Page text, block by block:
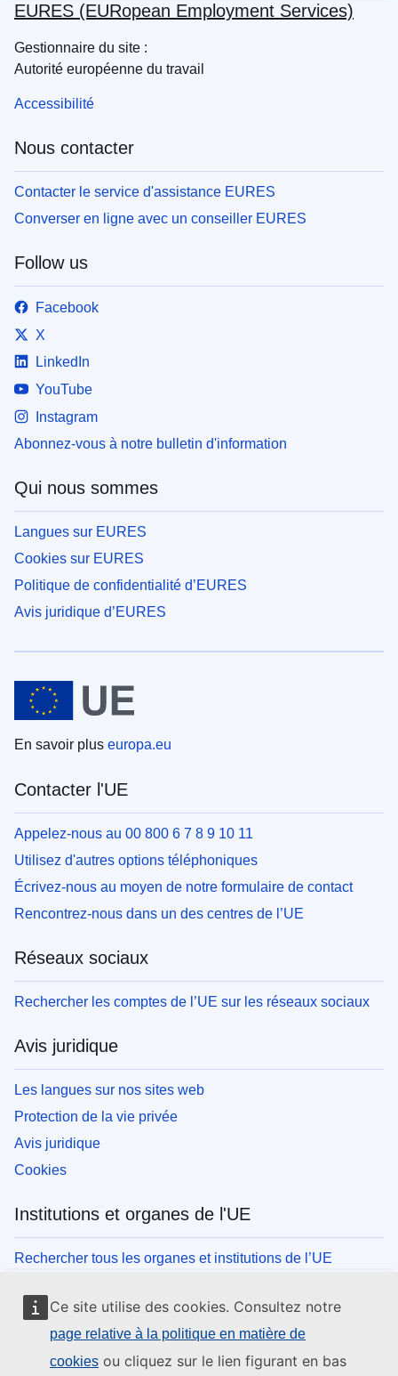
Ce site utilise des cookies. Consultez notre
page relative à la politique en matière de
cookies ou cliquez sur le lien figurant en bas
EURES (EURopean Employment Services)
Gestionnaire du site :
Autorité européenne du travail
Accessibilité
Nous contacter
Contacter le service d'assistance EURES
Converser en ligne avec un conseiller EURES
Follow us
Facebook
X
LinkedIn
YouTube
Instagram
Abonnez-vous à notre bulletin d'information
Qui nous sommes
Langues sur EURES
Cookies sur EURES
Politique de confidentialité d’EURES
Avis juridique d’EURES
En savoir plus europa.eu
Contacter l'UE
Appelez-nous au 00 800 6 7 8 9 10 11
Utilisez d'autres options téléphoniques
Écrivez-nous au moyen de notre formulaire de contact
Rencontrez-nous dans un des centres de l’UE
Réseaux sociaux
Rechercher les comptes de l’UE sur les réseaux sociaux
Avis juridique
Les langues sur nos sites web
Protection de la vie privée
Avis juridique
Cookies
Institutions et organes de l'UE
Rechercher tous les organes et institutions de l’UE